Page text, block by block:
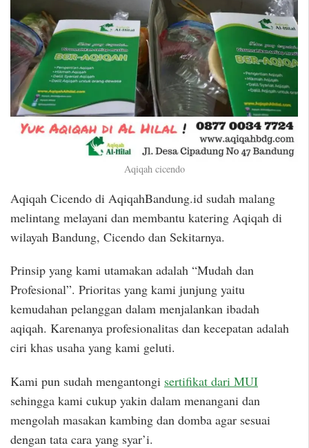
Aqiqah cicendo
Aqiqah Cicendo di AqiqahBandung.id sudah malang
melintang melayani dan membantu katering Aqiqah di
wilayah Bandung, Cicendo dan Sekitarnya.
Prinsip yang kami utamakan adalah “Mudah dan
Profesional”. Prioritas yang kami junjung yaitu
kemudahan pelanggan dalam menjalankan ibadah
aqiqah. Karenanya profesionalitas dan kecepatan adalah
ciri khas usaha yang kami geluti.
Kami pun sudah mengantongi sertifikat dari MUI
sehingga kami cukup yakin dalam menangani dan
mengolah masakan kambing dan domba agar sesuai
dengan tata cara yang syar’i.